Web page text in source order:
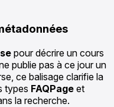
pour décrire un cours
publie pas à ce jour un
ce balisage clarifie la
types FAQPage et
la recherche.